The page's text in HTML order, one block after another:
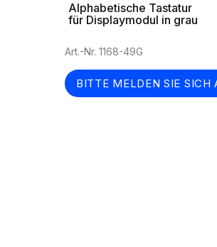
Alphabetische Tastatur
für Displaymodul in grau
Art.-Nr. 1168-49G
BITTE MELDEN SIE SICH